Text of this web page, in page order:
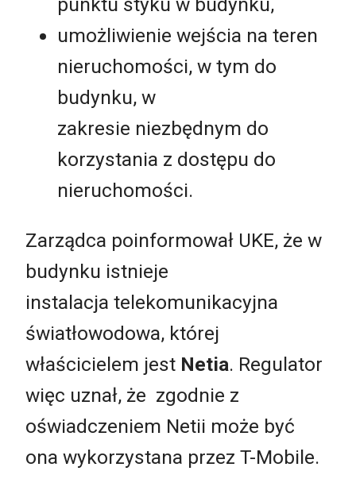
umożliwienie wejścia na teren
nieruchomości, w tym do
budynku, w
zakresie niezbędnym do
korzystania z dostępu do
nieruchomości.
Zarządca poinformował UKE, że w
budynku istnieje
instalacja telekomunikacyjna
światłowodowa, której
właścicielem jest Netia. Regulator
więc uznał, że zgodnie z
oświadczeniem Netii może być
ona wykorzystana przez T-Mobile.